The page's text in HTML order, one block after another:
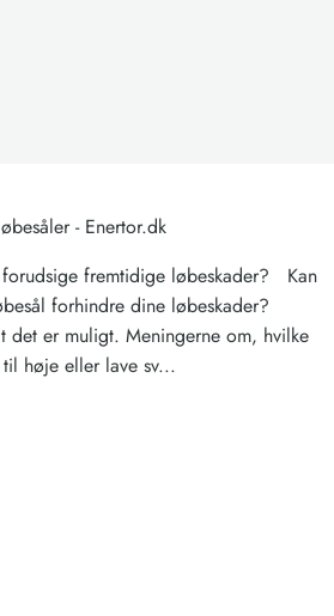
- Enertor.dk
forudsige fremtidige løbeskader? Kan
forhindre dine løbeskader?
det er muligt. Meningerne om, hvilke
høje eller lave sv...